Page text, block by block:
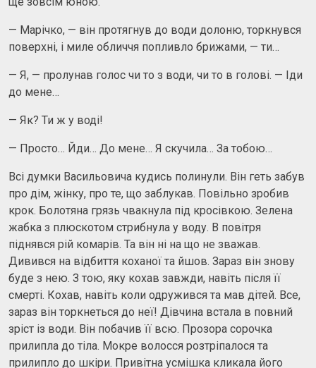
— Марічко, — він протягнув до води долоню, торкнувся
поверхні, і миле обличчя попливло брижами, — ти…
— Я, — пролунав голос чи то з води, чи то в голові. — Іди
до мене…
— Як? Ти ж у воді!
— Просто… Йди… До мене… Я скучила… За тобою…
Всі думки Васильовича кудись полинули. Він геть забув
про дім, жінку, про те, що заблукав. Повільно зробив
крок. Болотяна грязь чвакнула під кросівкою. Зелена
жабка з плюскотом стрибнула у воду. В повітря
піднявся рій комарів. Та він ні на що не зважав.
Дивився на відбиття коханої та йшов. Зараз він знову
буде з нею. З тою, яку кохав завжди, навіть після її
смерті. Кохав, навіть коли одружився та мав дітей. Все,
зараз він торкнеться до неї! Дівчина встала в повний
зріст із води. Він побачив її всю. Прозора сорочка
прилипла до тіла. Мокре волосся розтріпалося та
прилипло до шкіри. Привітна усмішка кликала його